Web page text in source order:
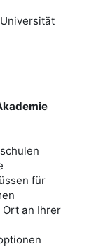
für
Ort an Ihrer